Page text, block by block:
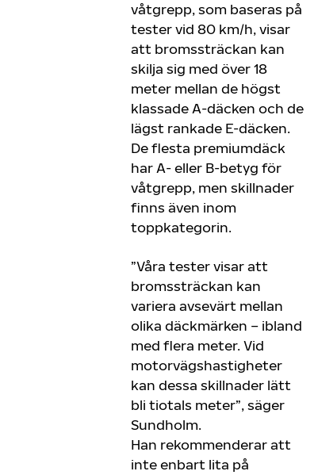
våtgrepp, som baseras på
tester vid 80 km/h, visar
att bromssträckan kan
skilja sig med över 18
meter mellan de högst
klassade A-däcken och de
lägst rankade E-däcken.
De flesta premiumdäck
har A- eller B-betyg för
våtgrepp, men skillnader
finns även inom
toppkategorin.
”Våra tester visar att
bromssträckan kan
variera avsevärt mellan
olika däckmärken – ibland
med flera meter. Vid
motorvägshastigheter
kan dessa skillnader lätt
bli tiotals meter”, säger
Sundholm.
Han rekommenderar att
inte enbart lita på